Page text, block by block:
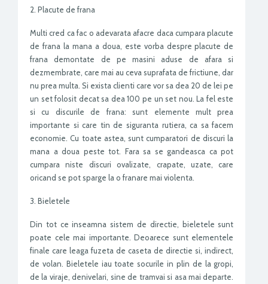
2. Placute de frana
Multi cred ca fac o adevarata afacre daca cumpara placute
de frana la mana a doua, este vorba despre placute de
frana demontate de pe masini aduse de afara si
dezmembrate, care mai au ceva suprafata de frictiune, dar
nu prea multa. Si exista clienti care vor sa dea 20 de lei pe
un set folosit decat sa dea 100 pe un set nou. La fel este
si cu discurile de frana: sunt elemente mult prea
importante si care tin de siguranta rutiera, ca sa facem
economie. Cu toate astea, sunt cumparatori de discuri la
mana a doua peste tot. Fara sa se gandeasca ca pot
cumpara niste discuri ovalizate, crapate, uzate, care
oricand se pot sparge la o franare mai violenta.
3. Bieletele
Din tot ce inseamna sistem de directie, bieletele sunt
poate cele mai importante. Deoarece sunt elementele
finale care leaga fuzeta de caseta de directie si, indirect,
de volan. Bieletele iau toate socurile in plin de la gropi,
de la viraje, denivelari, sine de tramvai si asa mai departe.